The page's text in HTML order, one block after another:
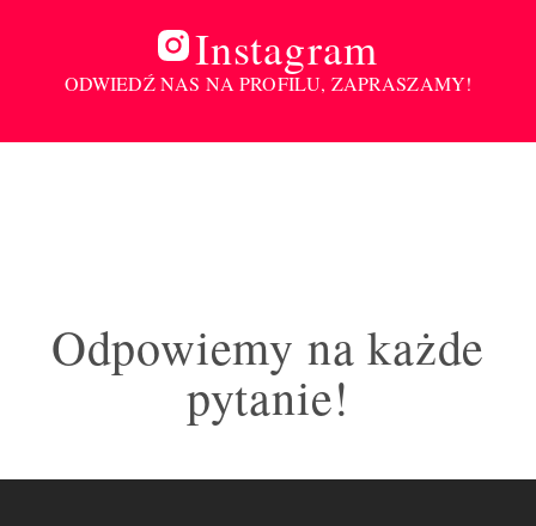
Instagram
ODWIEDŹ NAS NA PROFILU, ZAPRASZAMY!
Odpowiemy na każde
pytanie!